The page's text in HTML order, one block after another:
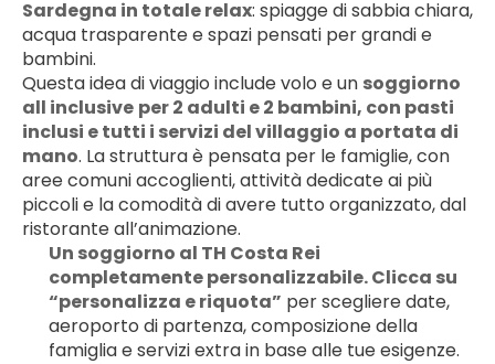
Sardegna in totale relax: spiagge di sabbia chiara,
acqua trasparente e spazi pensati per grandi e
bambini.
Questa idea di viaggio include volo e un soggiorno
all inclusive per 2 adulti e 2 bambini, con pasti
inclusi e tutti i servizi del villaggio a portata di
mano. La struttura è pensata per le famiglie, con
aree comuni accoglienti, attività dedicate ai più
piccoli e la comodità di avere tutto organizzato, dal
ristorante all’animazione.
Un soggiorno al TH Costa Rei
completamente personalizzabile. Clicca su
“personalizza e riquota” per scegliere date,
aeroporto di partenza, composizione della
famiglia e servizi extra in base alle tue esigenze.